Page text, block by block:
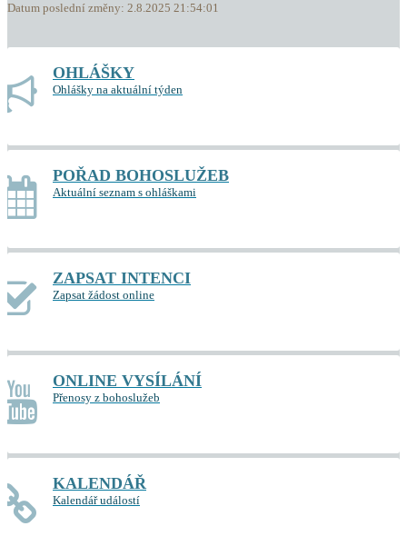
Datum poslední změny: 2.8.2025 21:54:01
OHLÁŠKY
Ohlášky na aktuální týden
POŘAD BOHOSLUŽEB
Aktuální seznam s ohláškami
ZAPSAT INTENCI
Zapsat žádost online
ONLINE VYSÍLÁNÍ
Přenosy z bohoslužeb
KALENDÁŘ
Kalendář událostí